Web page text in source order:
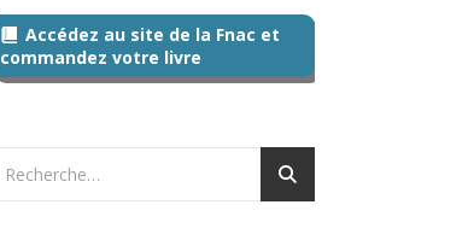
Accédez au site de la Fnac et
commandez votre livre